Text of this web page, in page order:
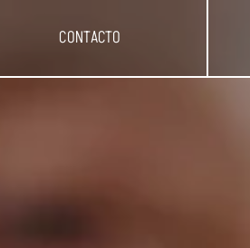
CONTACTO